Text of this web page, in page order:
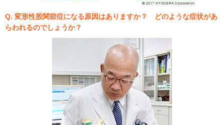
Q. 変形性股関節症になる原因はありますか？ どのような症状があ
らわれるのでしょうか？